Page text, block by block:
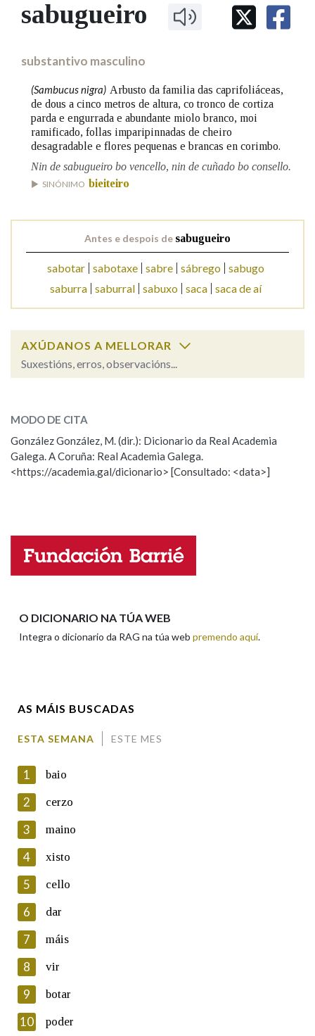
IDENTIDADE CORPORATIVA
MARCIAL DEL ADALID
FIGURAS HOMENAXEADAS
PRIMAVERA DAS LETRAS
PORTAL DAS PALABRAS
Facebook
TwitterYoutubeInstagram
Bluesky
BUSCAR NOS LEMAS
Remata por
Contén
BUSCAR NO CONTIDO
Nas definicións
OUTRAS OPCIÓNS DE BUSCA
Marcas gramaticais
LIMPAR
sabugueiro
substantivo masculino
(Sambucus nigra) Arbusto da familia das caprifoliáceas,
de dous a cinco metros de altura, co tronco de cortiza
parda e engurrada e abundante miolo branco, moi
ramificado, follas imparipinnadas de cheiro
desagradable e flores pequenas e brancas en corimbo.
Nin de sabugueiro bo vencello, nin de cuñado bo consello.
SINÓNIMO bieiteiro
Antes e despois de sabugueiro
sabotar sabotaxe sabre sábrego sabugo
saburra saburral sabuxo saca saca de aí
AXÚDANOS A MELLORAR
Suxestións, erros, observacións...
ESCOLLE UNHA OPCIÓN:
Observación Hai un erro na palabra
Propoño mellorar a definición
Nome
En cumprimento da normativa vixente en materia de
Protección de Datos de Carácter Persoal, a Real Academia
Galega informa a aqueles usuarios que faciliten o seu correo
electrónico, así como calquera outra información de carácter
persoal, que estes datos serán obxecto de tratamento
automatizado de carácter confidencial e incorporados aos seus
ficheiros informáticos. Así mesmo, os usuarios poderán exercer o
seu dereito de acceso, rectificación, oposición e cancelación dos
seus datos poñéndose en contacto connosco.
Lin e acepto as condicións da política de
Introduce o código que aparece na imaxe:
MODO DE CITA
González González, M. (dir.): Dicionario da Real Academia
Galega. A Coruña: Real Academia Galega.
<https://academia.gal/dicionario> [Consultado: <data>]
O DICIONARIO NA TÚA WEB
Integra o dicionario da RAG na túa web premendo aquí.
AS MÁIS BUSCADAS
ESTA SEMANA ESTE MES
1 baio
2 cerzo
3 maino
4 xisto
5 cello
6 dar
7 máis
8 vir
9 botar
10 poder